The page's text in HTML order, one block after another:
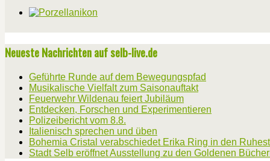
Neueste Nachrichten auf selb-live.de
Geführte Runde auf dem Bewegungspfad
Musikalische Vielfalt zum Saisonauftakt
Feuerwehr Wildenau feiert Jubiläum
Entdecken, Forschen und Experimentieren
Polizeibericht vom 8.8.
Italienisch sprechen und üben
Bohemia Cristal verabschiedet Erika Ring in den
Stadt Selb eröffnet Ausstellung zu den Goldenen